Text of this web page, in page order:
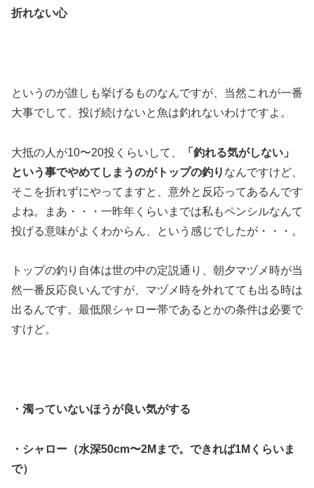
折れない心
というのが誰しも挙げるものなんですが、当然これが一番
大事でして、投げ続けないと魚は釣れないわけですよ。
大抵の人が10〜20投くらいして、
「釣れる気がしない」
という事でやめてしまうのがトップの釣り なんですけど、
そこを折れずにやってますと、意外と反応ってあるんです
よね。まあ・・・一昨年くらいまでは私もペンシルなんて
投げる意味がよくわからん、という感じでしたが・・・。
トップの釣り自体は世の中の定説通り、朝夕マヅメ時が当
然一番反応良いんですが、マヅメ時を外れてても出る時は
出るんです。最低限シャロー帯であるとかの条件は必要で
すけど。
・濁っていないほうが良い気がする
・シャロー（水深50cm〜2Mまで。できれば1Mくらいま
で）